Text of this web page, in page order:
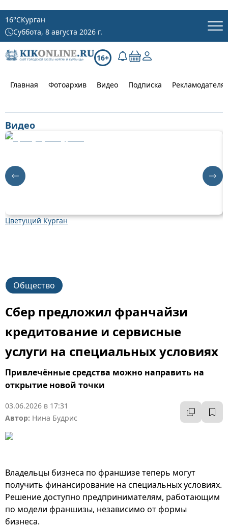
16°CКурган
Суббота, 8 августа 2026 г.
16+
Главная Фотоархив Видео Подписка
Видео
Цветущий Курган
Общество
Сбер предложил франчайзи
кредитование и сервисные
услуги на специальных условиях
Привлечённые средства можно направить на
открытие новой точки
03.06.2026 в 17:31
Автор: Нина Будрис
Владельцы бизнеса по франшизе теперь могут
получить финансирование на специальных условиях.
Решение доступно предпринимателям, работающим
по модели франшизы, независимо от формы
бизнеса.